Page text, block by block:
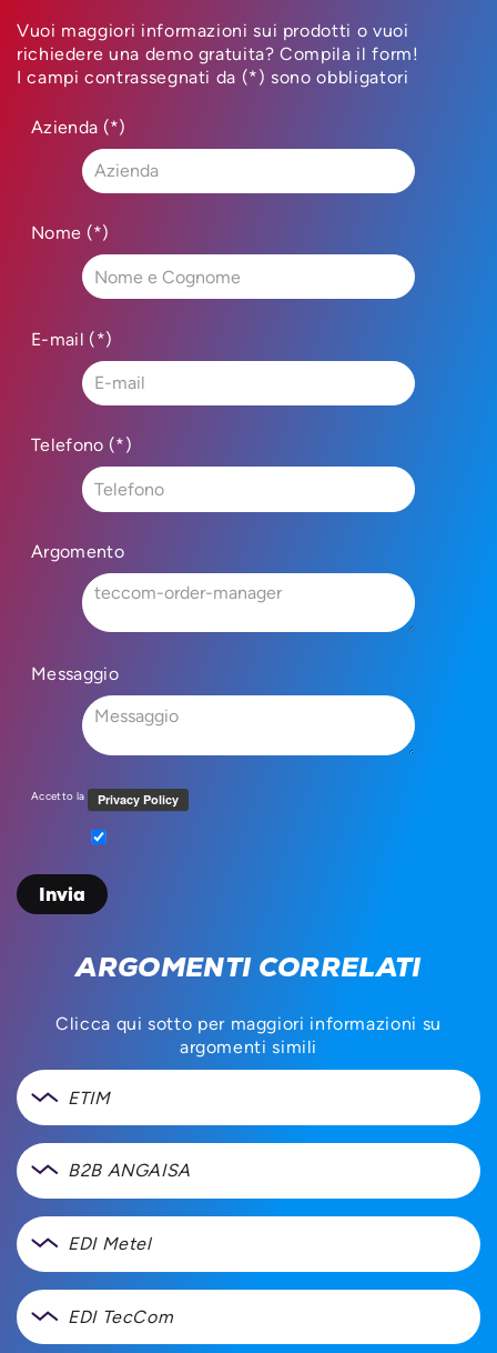
Vuoi maggiori informazioni sui prodotti o vuoi
richiedere una demo gratuita? Compila il form!
I campi contrassegnati da (*) sono obbligatori
Azienda (*)
Nome (*)
E-mail (*)
Telefono (*)
Argomento
Messaggio
Accetto la
ARGOMENTI CORRELATI
Clicca qui sotto per maggiori informazioni su
argomenti simili
ETIM
B2B ANGAISA
EDI Metel
EDI TecCom